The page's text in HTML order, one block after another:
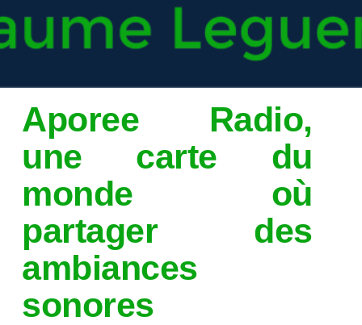
Aporee Radio,
une carte du
monde où
partager des
ambiances
sonores